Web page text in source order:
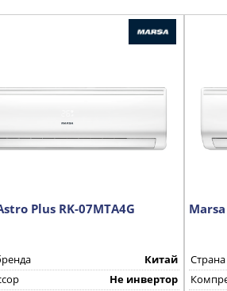
Plus RK-07MTA4G
Китай
Не инвертор